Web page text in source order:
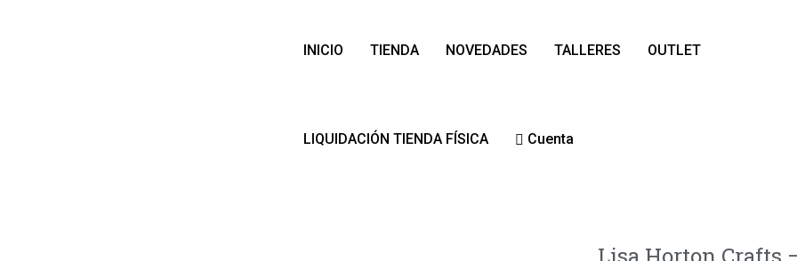
INICIO TIENDA NOVEDADES TALLERES OUTLET
LIQUIDACIÓN TIENDA FÍSICA Cuenta